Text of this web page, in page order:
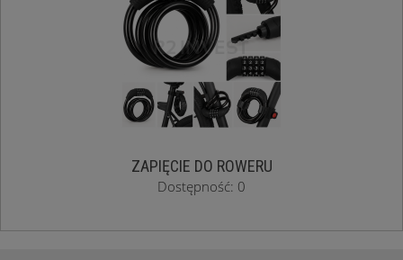
ZAPIĘCIE DO ROWERU
Dostępność: 0